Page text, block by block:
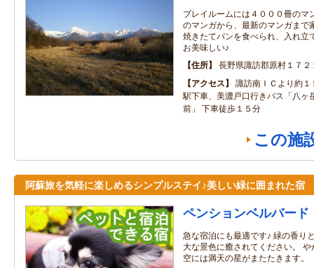
プレイルームには４０００冊のマ
のマンガから、最新のマンガまで
焼きたてパンを食べられ、入れ立
お美味しい♪
住所
長野県諏訪郡原村１７２
アクセス
諏訪南ＩＣより約
駅下車、美濃戸口行きバス「八ヶ
前」 下車徒歩１５分
この施
阿蘇旅を気軽に楽しめるシンプルステイ♪美しい緑に囲まれた宿
ペンションベルバード
急な宿泊にも最適です♪ 緑の香り
大な景色に癒されてください。
空には満天の星がまたたきます。